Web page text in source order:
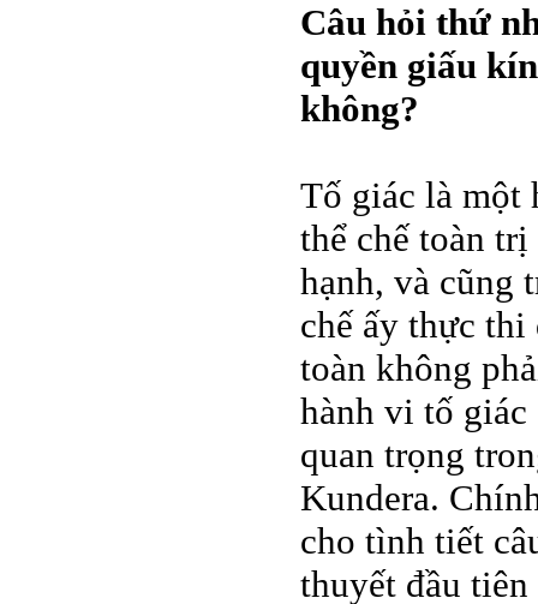
Câu hỏi thứ
quyền giấu
không?
Tố giác là một
thể chế toàn
hạnh, và cũng
chế ấy thực
toàn không
hành vi tố
quan trọng
Kundera.
cho tình tiết
thuyết đầu